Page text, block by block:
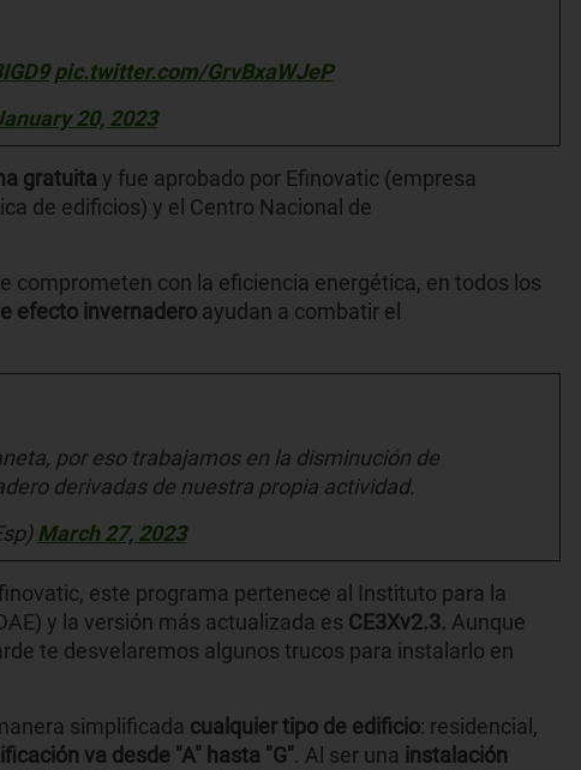
pic.twitter.com/GrvBxaWJeP
20, 2023
gratuita y fue aprobado por Efinovatic (empresa
de edificios) y el Centro Nacional de
comprometen con la eficiencia energética, en todos los
efecto invernadero ayudan a combatir el
por eso trabajamos en la disminución de
derivadas de nuestra propia actividad.
March 27, 2023
este programa pertenece al Instituto para la
y la versión más actualizada es CE3Xv2.3. Aunque
te desvelaremos algunos trucos para instalarlo en
simplificada cualquier tipo de edificio: residencial,
va desde "A" hasta "G". Al ser una instalación